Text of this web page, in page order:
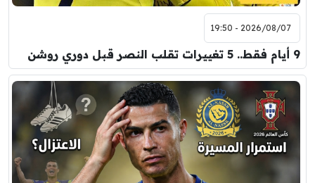
2026/08/07 - 19:50
9 أيام فقط.. 5 تغييرات تقلب النصر قبل دوري روشن